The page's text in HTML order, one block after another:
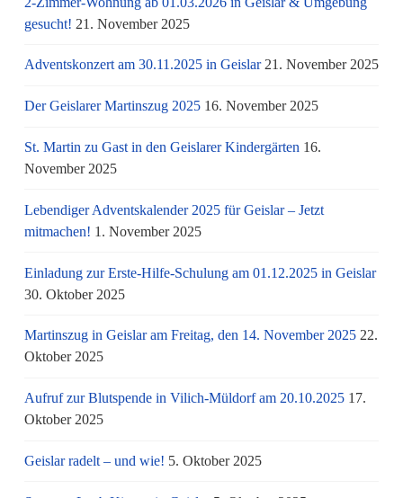
gesucht! 21. November 2025
Adventskonzert am 30.11.2025 in Geislar 21. November 2025
Der Geislarer Martinszug 2025 16. November 2025
St. Martin zu Gast in den Geislarer Kindergärten 16.
November 2025
Lebendiger Adventskalender 2025 für Geislar – Jetzt
mitmachen! 1. November 2025
Einladung zur Erste-Hilfe-Schulung am 01.12.2025 in Geislar
30. Oktober 2025
Martinszug in Geislar am Freitag, den 14. November 2025 22.
Oktober 2025
Aufruf zur Blutspende in Vilich-Müldorf am 20.10.2025 17.
Oktober 2025
Geislar radelt – und wie! 5. Oktober 2025